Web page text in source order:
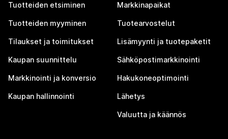
Tuotteiden etsiminen
Tuotteiden myyminen
Tilaukset ja toimitukset
Kaupan suunnittelu
Markkinointi ja konversio
Kaupan hallinnointi
Markkinapaikat
Tuotearvostelut
Lisämyynti ja tuotepaketit
Sähköpostimarkkinointi
Hakukoneoptimointi
Lähetys
Valuutta ja käännös